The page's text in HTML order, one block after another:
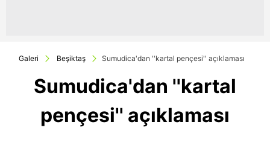
Galeri Beşiktaş Sumudica'dan ''kartal pençesi'' açıklaması
Sumudica'dan ''kartal
pençesi'' açıklaması